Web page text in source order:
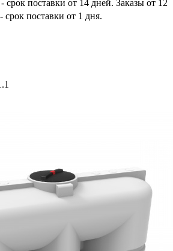
срок поставки от 14 дней. Заказы от 12
срок поставки от 1 дня.